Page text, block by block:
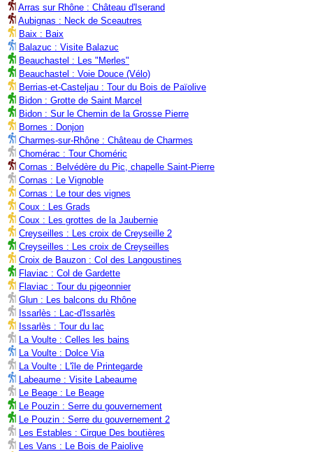
Arras sur Rhône : Château d'Iserand
Aubignas : Neck de Sceautres
Baix : Baix
Balazuc : Visite Balazuc
Beauchastel : Les "Merles"
Beauchastel : Voie Douce (Vélo)
Berrias-et-Casteljau : Tour du Bois de Païolive
Bidon : Grotte de Saint Marcel
Bidon : Sur le Chemin de la Grosse Pierre
Bornes : Donjon
Charmes-sur-Rhône : Château de Charmes
Chomérac : Tour Choméric
Cornas : Belvédère du Pic, chapelle Saint-Pierre
Cornas : Le Vignoble
Cornas : Le tour des vignes
Coux : Les Grads
Coux : Les grottes de la Jaubernie
Creyseilles : Les croix de Creyseille 2
Creyseilles : Les croix de Creyseilles
Croix de Bauzon : Col des Langoustines
Flaviac : Col de Gardette
Flaviac : Tour du pigeonnier
Glun : Les balcons du Rhône
Issarlès : Lac-d'Issarlès
Issarlès : Tour du lac
La Voulte : Celles les bains
La Voulte : Dolce Via
La Voulte : L'île de Printegarde
Labeaume : Visite Labeaume
Le Beage : Le Beage
Le Pouzin : Serre du gouvernement
Le Pouzin : Serre du gouvernement 2
Les Estables : Cirque Des boutières
Les Vans : Le Bois de Paiolive